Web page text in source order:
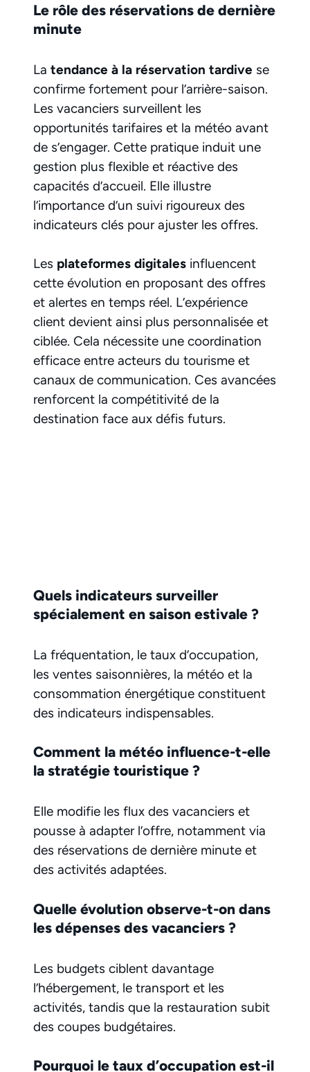
Le rôle des réservations de dernière
minute
La tendance à la réservation tardive se
confirme fortement pour l’arrière-saison.
Les vacanciers surveillent les
opportunités tarifaires et la météo avant
de s’engager. Cette pratique induit une
gestion plus flexible et réactive des
capacités d’accueil. Elle illustre
l’importance d’un suivi rigoureux des
indicateurs clés pour ajuster les offres.
Les plateformes digitales influencent
cette évolution en proposant des offres
et alertes en temps réel. L’expérience
client devient ainsi plus personnalisée et
ciblée. Cela nécessite une coordination
efficace entre acteurs du tourisme et
canaux de communication. Ces avancées
renforcent la compétitivité de la
destination face aux défis futurs.
Quels indicateurs surveiller
spécialement en saison estivale ?
La fréquentation, le taux d’occupation,
les ventes saisonnières, la météo et la
consommation énergétique constituent
des indicateurs indispensables.
Comment la météo influence-t-elle
la stratégie touristique ?
Elle modifie les flux des vacanciers et
pousse à adapter l’offre, notamment via
des réservations de dernière minute et
des activités adaptées.
Quelle évolution observe-t-on dans
les dépenses des vacanciers ?
Les budgets ciblent davantage
l’hébergement, le transport et les
activités, tandis que la restauration subit
des coupes budgétaires.
Pourquoi le taux d’occupation est-il